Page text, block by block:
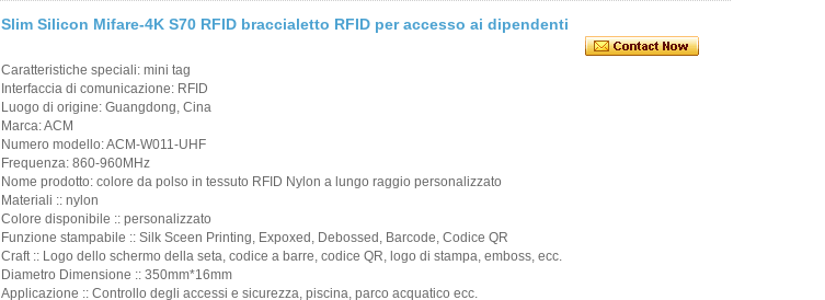
bordo EM
Pulsante Esci
Telecamera di rete
Controllo di accesso
Sensori di allarme
Slim Silicon Mifare-4K S70 RFID braccialetto RFID per accesso ai dipendenti
Caratteristiche speciali: mini tag
Interfaccia di comunicazione: RFID
Luogo di origine: Guangdong, Cina
Marca: ACM
Numero modello: ACM-W011-UHF
Frequenza: 860-960MHz
Nome prodotto: colore da polso in tessuto RFID Nylon a lungo raggio personalizzato
Materiali :: nylon
Colore disponibile :: personalizzato
Funzione stampabile :: Silk Sceen Printing, Expoxed, Debossed, Barcode, Codice QR
Craft :: Logo dello schermo della seta, codice a barre, codice QR, logo di stampa, emboss, ecc.
Diametro Dimensione :: 350mm*16mm
Applicazione :: Controllo degli accessi e sicurezza, piscina, parco acquatico ecc.